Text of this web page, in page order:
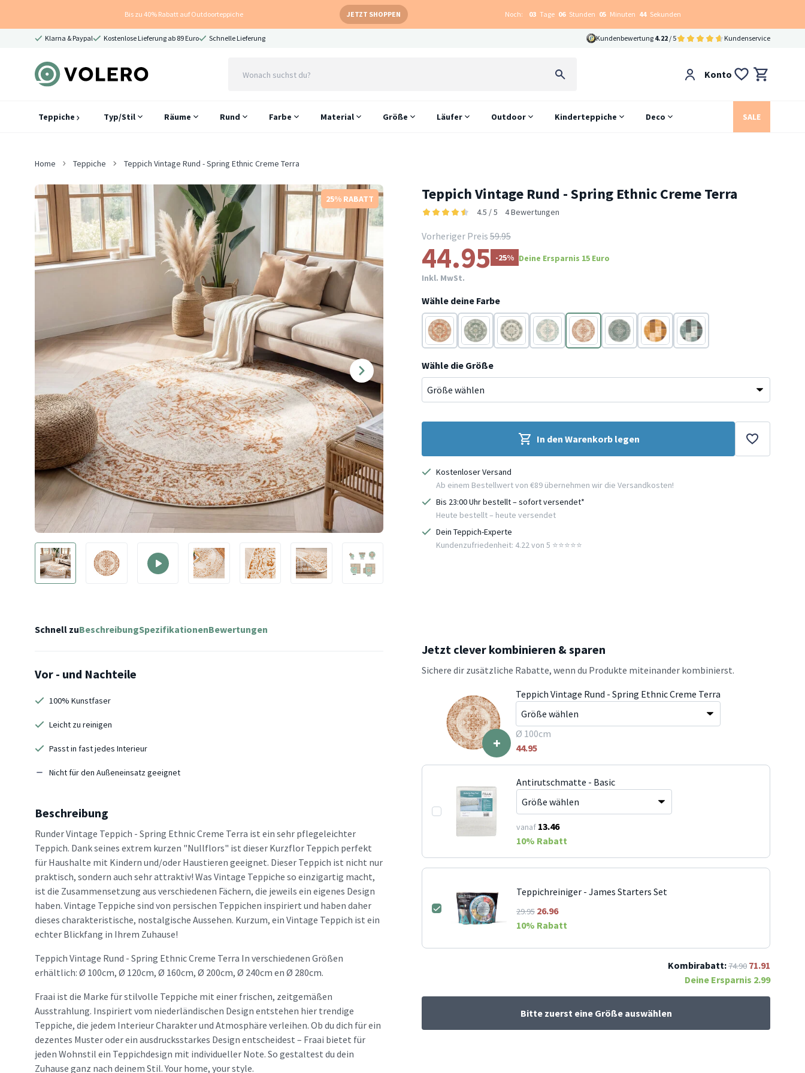
Bis zu 40% Rabatt auf Outdoorteppiche JETZT SHOPPEN Noch: 03 Tage 06 Stunden 05 Minuten 43 Sekunden
Klarna & Paypal Kostenlose Lieferung ab 89 Euro Schnelle Lieferung Kundenbewertung 4.22 / 5 Kundenservice
Konto
Teppiche Typ/Stil Räume Rund Farbe Material Größe Läufer Outdoor Kinderteppiche Deco SALE
Home Teppiche Teppich Vintage Rund - Spring Ethnic Creme Terra
25% RABATT Teppich Vintage Rund - Spring Ethnic Creme Terra
4.5 / 5 4 Bewertungen
Vorheriger Preis 59.95
44.95 -25% Deine Ersparnis 15 Euro
Inkl. MwSt.
Wähle deine Farbe
TerracottaGrün Creme Creme Creme Grün Gelb
Grau
Wähle die Größe
In den Warenkorb legen
Kostenloser Versand
Ab einem Bestellwert von €89 übernehmen wir die Versandkosten!
Bis 23:00 Uhr bestellt – sofort versendet*
Heute bestellt – heute versendet
Dein Teppich-Experte
Kundenzufriedenheit: 4.22 von 5 ⭐️⭐️⭐️⭐️⭐️
Schnell zuBeschreibungSpezifikationenBewertungen
Vor - und Nachteile
100% Kunstfaser
Leicht zu reinigen
Passt in fast jedes Interieur
Nicht für den Außeneinsatz geeignet
Beschreibung
Runder Vintage Teppich - Spring Ethnic Creme Terra ist ein sehr pflegeleichter
Teppich. Dank seines extrem kurzen "Nullflors" ist dieser Kurzflor Teppich perfekt
für Haushalte mit Kindern und/oder Haustieren geeignet. Dieser Teppich ist nicht nur
praktisch, sondern auch sehr attraktiv! Was Vintage Teppiche so einzigartig macht,
ist die Zusammensetzung aus verschiedenen Fächern, die jeweils ein eigenes Design
haben. Vintage Teppiche sind von persischen Teppichen inspiriert und haben daher
dieses charakteristische, nostalgische Aussehen. Kurzum, ein Vintage Teppich ist ein
echter Blickfang in Ihrem Zuhause!
Teppich Vintage Rund - Spring Ethnic Creme Terra In verschiedenen Größen
erhältlich: Ø 100cm, Ø 120cm, Ø 160cm, Ø 200cm, Ø 240cm en Ø 280cm.
Fraai ist die Marke für stilvolle Teppiche mit einer frischen, zeitgemäßen
Ausstrahlung. Inspiriert vom niederländischen Design entstehen hier trendige
Teppiche, die jedem Interieur Charakter und Atmosphäre verleihen. Ob du dich für ein
dezentes Muster oder ein ausdrucksstarkes Design entscheidest – Fraai bietet für
jeden Wohnstil ein Teppichdesign mit individueller Note. So gestaltest du dein
Zuhause ganz nach deinem Stil. Your home, your style.
Jetzt clever kombinieren & sparen
Sichere dir zusätzliche Rabatte, wenn du Produkte miteinander kombinierst.
+
Teppich Vintage Rund - Spring Ethnic Creme Terra
Ø 100cm
44.95
Antirutschmatte - Basic
vanaf 13.46
10% Rabatt
Teppichreiniger - James Starters Set
29.95 26.96
10% Rabatt
Kombirabatt:74.90 71.91
Deine Ersparnis 2.99
Bitte zuerst eine Größe auswählen